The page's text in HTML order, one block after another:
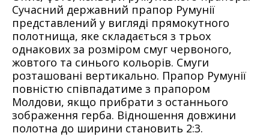
Сучасний державний прапор Румунії
представлений у вигляді прямокутного
полотнища, яке складається з трьох
однакових за розміром смуг червоного,
жовтого та синього кольорів. Смуги
розташовані вертикально. Прапор Румунії
повністю співпадатиме з прапором
Молдови, якщо прибрати з останнього
зображення герба. Відношення довжини
полотна до ширини становить 2:3.